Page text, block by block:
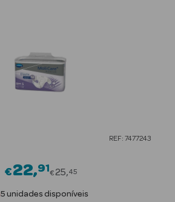
REF: 7477243
€22 91Price reduced from
€25 45
5 unidades disponíveis